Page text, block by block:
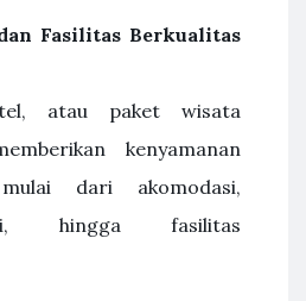
Fasilitas Berkualitas
atau paket wisata
kenyamanan
dari akomodasi,
hingga fasilitas